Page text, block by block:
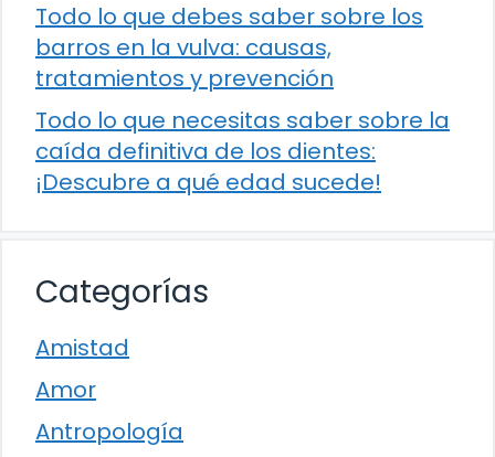
Todo lo que debes saber sobre los
barros en la vulva: causas,
tratamientos y prevención
Todo lo que necesitas saber sobre la
caída definitiva de los dientes:
¡Descubre a qué edad sucede!
Categorías
Amistad
Amor
Antropología